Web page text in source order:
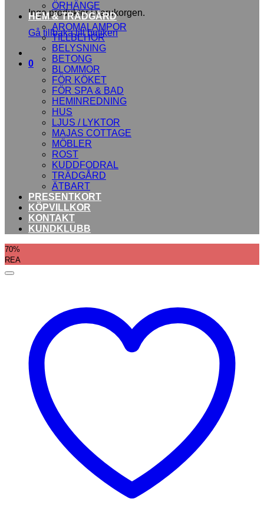
Inga produkter i varukorgen.
Gå tillbaka till butiken
0
ÖRHÄNGE
HEM & TRÄDGÅRD
AROMALAMPOR
TILLBEHÖR
BELYSNING
BETONG
BLOMMOR
FÖR KÖKET
FÖR SPA & BAD
HEMINREDNING
HUS
LJUS / LYKTOR
MAJAS COTTAGE
MÖBLER
ROST
KUDDFODRAL
TRÄDGÅRD
ÄTBART
PRESENTKORT
KÖPVILLKOR
KONTAKT
KUNDKLUBB
70%
REA